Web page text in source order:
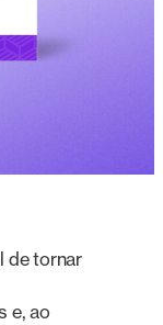
de tornar
e, ao